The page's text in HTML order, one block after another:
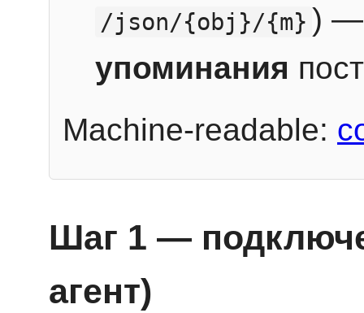
/json/{obj}/{m} ) —
упоминания
Machine-readable:
Шаг 1 —
агент)